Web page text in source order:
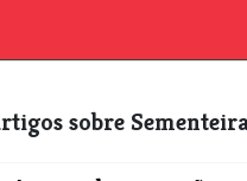
Artigos sobre